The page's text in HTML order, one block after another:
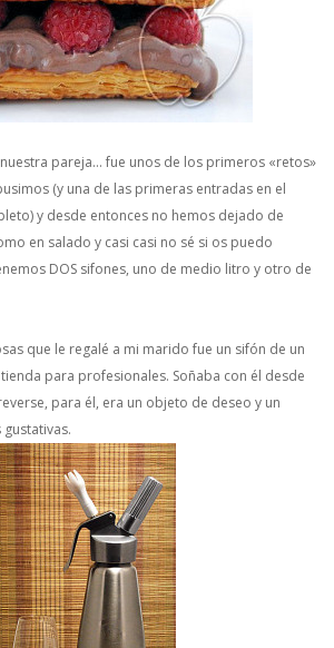
pareja… fue unos de los primeros «retos»
(y una de las primeras entradas en el
y desde entonces no hemos dejado de
en salado y casi casi no sé si os puedo
DOS sifones, uno de medio litro y otro de
que le regalé a mi marido fue un sifón de un
para profesionales. Soñaba con él desde
para él, era un objeto de deseo y un